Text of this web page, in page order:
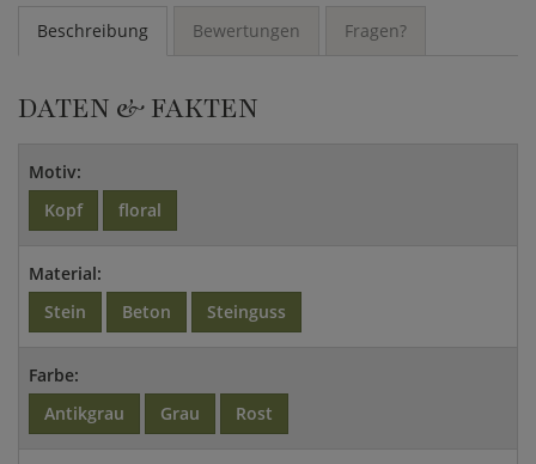
Beschreibung Bewertungen Fragen?
DATEN & FAKTEN
Motiv:
Kopf
floral
Material:
Stein
Beton Steinguss
Farbe:
Antikgrau
Grau Rost